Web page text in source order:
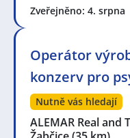
Zveřejněno: 4. srpna
Operátor
konzerv pro
Nutně vás hledají
ALEMAR Real and